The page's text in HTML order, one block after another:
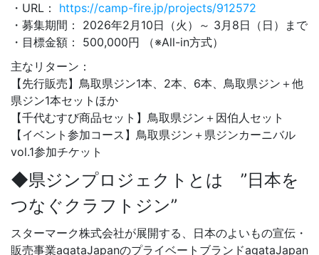
・URL： https://camp-fire.jp/projects/912572
・募集期間： 2026年2月10日（火）～ 3月8日（日）まで
・目標金額： 500,000円 （※All-in方式）
主なリターン：
【先行販売】鳥取県ジン1本、2本、6本、鳥取県ジン＋他
県ジン1本セットほか
【千代むすび商品セット】鳥取県ジン＋因伯人セット
【イベント参加コース】鳥取県ジン＋県ジンカーニバル
vol.1参加チケット
◆県ジンプロジェクトとは ”日本を
つなぐクラフトジン”
スターマーク株式会社が展開する、日本のよいもの宣伝・
販売事業agataJapanのプライベートブランドagataJapan